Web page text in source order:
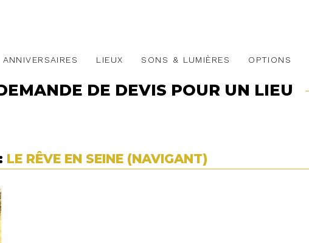
ANNIVERSAIRES LIEUX SONS & LUMIÈRES OPTIONS
DE DEVIS POUR UN LIEU
LE RÊVE EN SEINE (NAVIGANT)